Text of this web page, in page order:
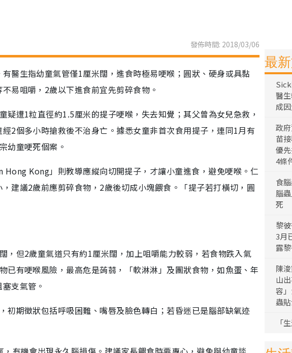
發佈時間: 2018/03/06
醫生指幼童氣管僅1厘米闊，進食時極易哽喉；圓狀、硬身或具黏
易咀嚼，2歲以下進食前宜先剪碎食物。
遭1粒直徑約1.5厘米的提子哽喉，失去知覺；其父曾為女兒急救，
2個多小時搶救後不治身亡。據悉女童非首次食用提子，連同1月有
幼童哽死個案。
Kong」則教導應縱向切開提子，才讓小童進食，避免哽喉。仁
建議2歲前應剪碎食物，2歲後切成小塊餵食。「提子若打橫切，圓
，但2歲童氣道只有約1厘米闊，加上咀嚼能力較弱，若食物跌入氣
已有哽喉風險，最高危是蒟蒻，「軟淋淋」及團狀食物，如魚蛋、年
支氣管。
初期徵狀包括呼吸困難、嘴唇及臉色轉白；若昏迷已是腦部缺氧迹
最
醫
成
政
苗
優
4條
食
腦
死
黎
3月
露
陳
山
容
蟲貼
「